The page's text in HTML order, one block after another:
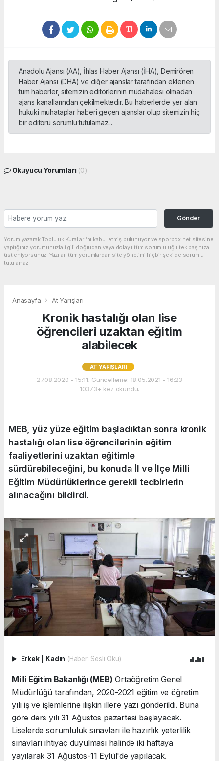
Anadolu Ajansı (AA), İhlas Haber Ajansı (İHA), Demirören
Haber Ajansı (DHA) ve diğer ajanslar tarafından eklenen
tüm haberler, sitemizin editörlerinin müdahalesi olmadan
ajans kanallarından çekilmektedir. Bu haberlerde yer alan
hukuki muhataplar haberi geçen ajanslar olup sitemizin hiç
bir editörü sorumlu tutulamaz...
Okuyucu Yorumları (0)
Gönder
Yorum yazarak Topluluk Kuralları’nı kabul etmiş bulunuyor ve sporbox.net sitesine
yaptığınız yorumunuzla ilgili doğrudan veya dolaylı tüm sorumluluğu tek başınıza
üstleniyorsunuz. Yazılan tüm yorumlardan site yönetimi hiçbir şekilde sorumlu
tutulamaz.
Anasayfa At Yarışları
Kronik hastalığı olan lise
öğrencileri uzaktan eğitim
alabilecek
AT YARIŞLARI
27.08.2020 - 15:11, Güncelleme: 18.05.2021 - 16:23
10373+ kez okundu.
MEB, yüz yüze eğitim başladıktan sonra kronik
hastalığı olan lise öğrencilerinin eğitim
faaliyetlerini uzaktan eğitimle
sürdürebileceğini, bu konuda İl ve İlçe Milli
Eğitim Müdürlüklerince gerekli tedbirlerin
alınacağını bildirdi.
Erkek Kadın (Haberi Sesli Oku)
Milli Eğitim Bakanlığı (MEB) Ortaöğretim Genel
Müdürlüğü tarafından, 2020-2021 eğitim ve öğretim
yılı iş ve işlemlerine ilişkin illere yazı gönderildi. Buna
göre ders yılı 31 Ağustos pazartesi başlayacak.
Liselerde sorumluluk sınavları ile hazırlık yeterlilik
sınavları ihtiyaç duyulması halinde iki haftaya
yayılarak 31 Ağustos-11 Eylül'de yapılacak.